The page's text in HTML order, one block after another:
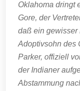
Oklahoma dringt
Gore, der
daß ein gewisser
Adoptivsohn des
Parker, offiziell
der Indianer
Abstammung